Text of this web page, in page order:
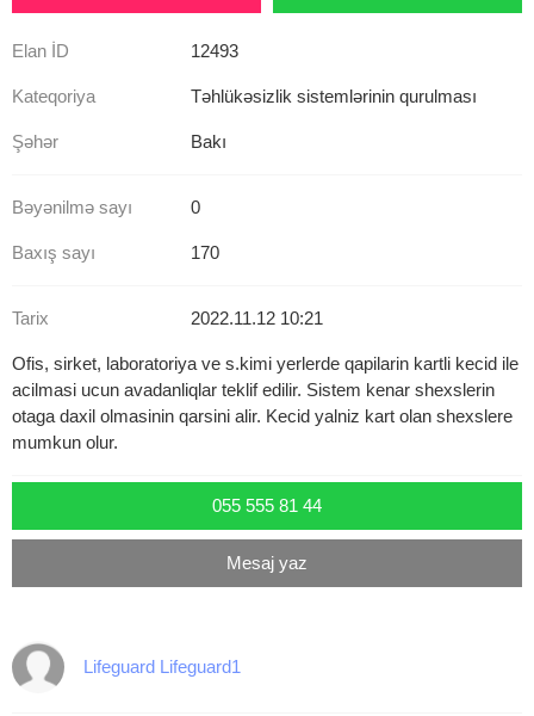
Elan İD 12493
Kateqoriya Təhlükəsizlik sistemlərinin qurulması
Şəhər Bakı
Bəyənilmə sayı 0
Baxış sayı 170
Tarix 2022.11.12 10:21
Ofis, sirket, laboratoriya ve s.kimi yerlerde qapilarin kartli kecid ile
acilmasi ucun avadanliqlar teklif edilir. Sistem kenar shexslerin
otaga daxil olmasinin qarsini alir. Kecid yalniz kart olan shexslere
mumkun olur.
055 555 81 44
Mesaj yaz
Lifeguard Lifeguard1